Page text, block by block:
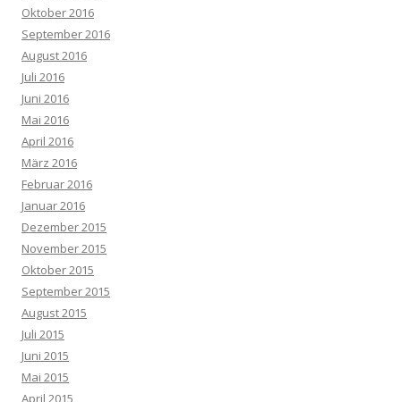
Oktober 2016
September 2016
August 2016
Juli 2016
Juni 2016
Mai 2016
April 2016
März 2016
Februar 2016
Januar 2016
Dezember 2015
November 2015
Oktober 2015
September 2015
August 2015
Juli 2015
Juni 2015
Mai 2015
April 2015